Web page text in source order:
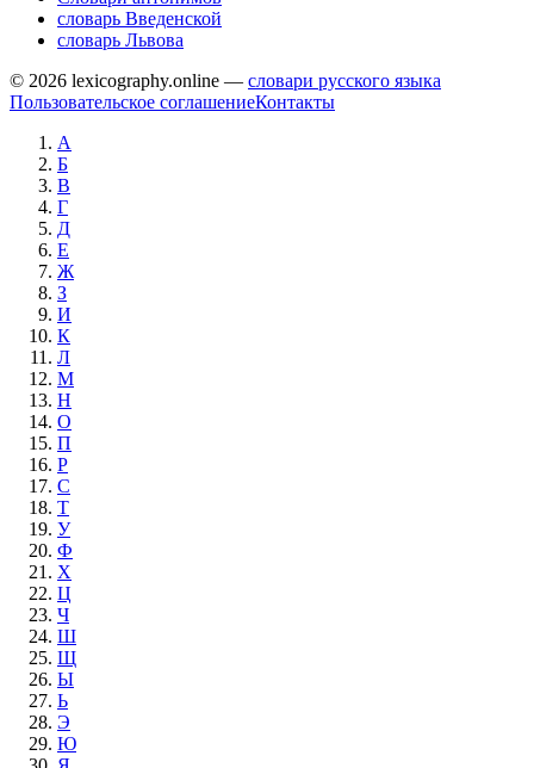
словарь Введенской
словарь Львова
© 2026 lexicography.online — словари русского языка
Пользовательское соглашениеКонтакты
А
Б
В
Г
Д
Е
Ж
З
И
К
Л
М
Н
О
П
Р
С
Т
У
Ф
Х
Ц
Ч
Ш
Щ
Ы
Ь
Э
Ю